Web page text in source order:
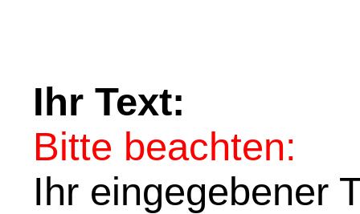
Ihr Text:
Bitte beachten:
Ihr eingegebener